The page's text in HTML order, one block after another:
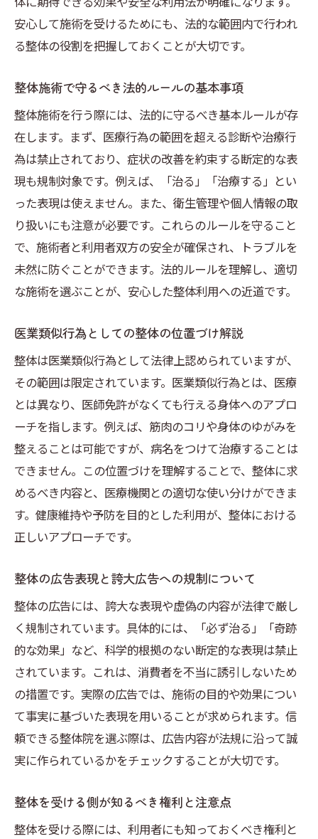
安心して施術を受けるためにも、法的な範囲内で行われ
る整体の役割を把握しておくことが大切です。
整体施術で守るべき法的ルールの基本事項
整体施術を行う際には、法的に守るべき基本ルールが存
在します。まず、医療行為の範囲を超える診断や治療行
為は禁止されており、症状の改善を約束する断定的な表
現も規制対象です。例えば、「治る」「治療する」とい
った表現は使えません。また、衛生管理や個人情報の取
り扱いにも注意が必要です。これらのルールを守ること
で、施術者と利用者双方の安全が確保され、トラブルを
未然に防ぐことができます。法的ルールを理解し、適切
な施術を選ぶことが、安心した整体利用への近道です。
医業類似行為としての整体の位置づけ解説
整体は医業類似行為として法律上認められていますが、
その範囲は限定されています。医業類似行為とは、医療
とは異なり、医師免許がなくても行える身体へのアプロ
ーチを指します。例えば、筋肉のコリや身体のゆがみを
整えることは可能ですが、病名をつけて治療することは
できません。この位置づけを理解することで、整体に求
めるべき内容と、医療機関との適切な使い分けができま
す。健康維持や予防を目的とした利用が、整体における
正しいアプローチです。
整体の広告表現と誇大広告への規制について
整体の広告には、誇大な表現や虚偽の内容が法律で厳し
く規制されています。具体的には、「必ず治る」「奇跡
的な効果」など、科学的根拠のない断定的な表現は禁止
されています。これは、消費者を不当に誘引しないため
の措置です。実際の広告では、施術の目的や効果につい
て事実に基づいた表現を用いることが求められます。信
頼できる整体院を選ぶ際は、広告内容が法規に沿って誠
実に作られているかをチェックすることが大切です。
整体を受ける側が知るべき権利と注意点
整体を受ける際には、利用者にも知っておくべき権利と